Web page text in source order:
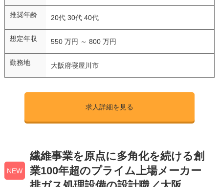
推奨年齢 20代 30代 40代
想定年収 550 万円 ～ 800 万円
勤務地 大阪府寝屋川市
求人詳細を見る
NEW
繊維事業を原点に多角化を続ける創
業100年超のプライム上場メーカー